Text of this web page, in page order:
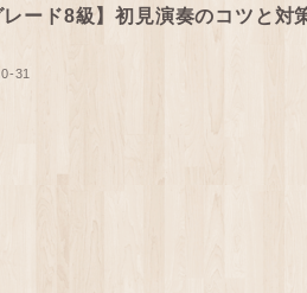
レード8級】初見演奏のコツと対
31